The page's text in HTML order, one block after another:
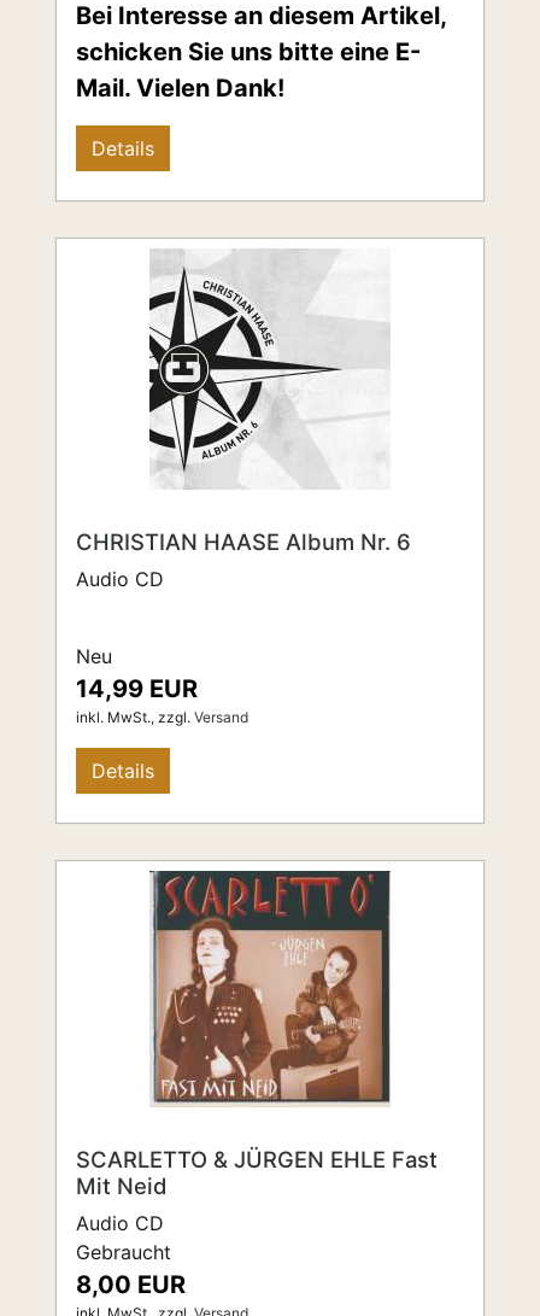
Bei Interesse an diesem Artikel,
schicken Sie uns bitte eine E-
Mail. Vielen Dank!
Details
CHRISTIAN HAASE Album Nr. 6
Audio CD
Neu
14,99 EUR
inkl. MwSt., zzgl. Versand
Details
SCARLETTO & JÜRGEN EHLE Fast
Mit Neid
Audio CD
Gebraucht
8,00 EUR